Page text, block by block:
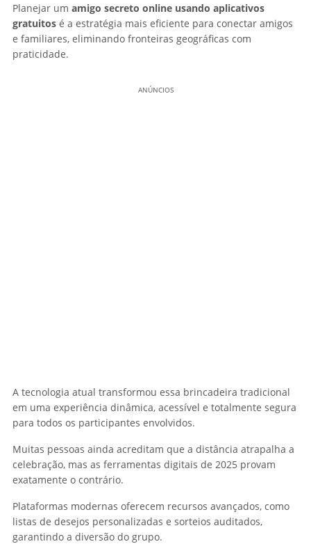
Planejar um amigo secreto online usando aplicativos
gratuitos é a estratégia mais eficiente para conectar amigos
e familiares, eliminando fronteiras geográficas com
praticidade.
ANÚNCIOS
A tecnologia atual transformou essa brincadeira tradicional
em uma experiência dinâmica, acessível e totalmente segura
para todos os participantes envolvidos.
Muitas pessoas ainda acreditam que a distância atrapalha a
celebração, mas as ferramentas digitais de 2025 provam
exatamente o contrário.
Plataformas modernas oferecem recursos avançados, como
listas de desejos personalizadas e sorteios auditados,
garantindo a diversão do grupo.